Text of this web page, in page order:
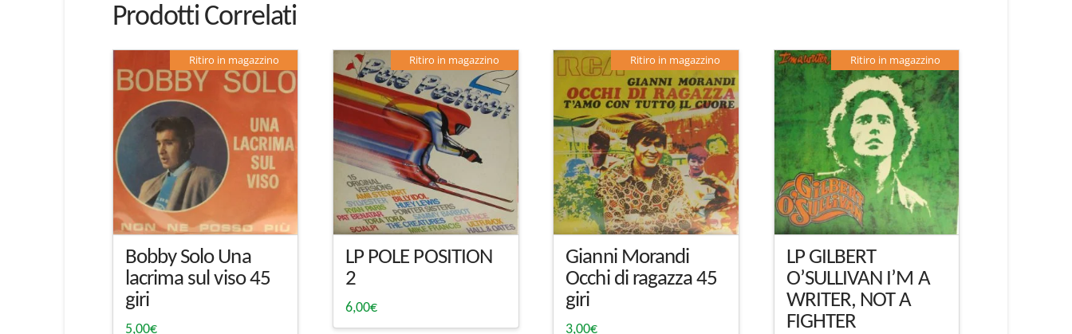
Prodotti Correlati
Ritiro in magazzino
Bobby Solo Una
lacrima sul viso 45
giri
5,00€
Ritiro in magazzino
LP POLE POSITION
2
6,00€
Ritiro in magazzino
Gianni Morandi
Occhi di ragazza 45
giri
3,00€
Ritiro in magazzino
LP GILBERT
O’SULLIVAN I’M A
WRITER, NOT A
FIGHTER